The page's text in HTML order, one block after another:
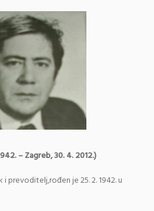
– Zagreb, 30. 4. 2012.)
i prevoditelj,rođen je 25. 2. 1942. u